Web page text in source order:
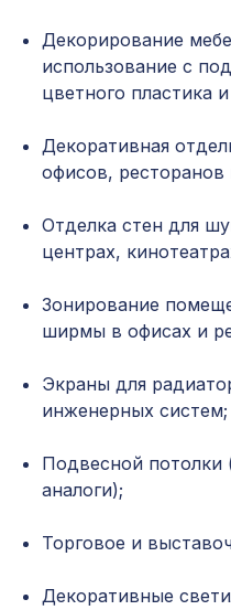
ДЕДАЛО, белый
10-20,
10-20,
увеличения
ПОРТУ, АРИА,
для балки
2070х930мм,
сонома
ДЕДАЛО, венге
Декорирование
использование с
цветного пластика
Декоративная
офисов, ресторанов
Отделка стен для
центрах,
Зонирование
ширмы в офисах и
Экраны для
инженерных систем;
Подвесной потолки
аналоги);
Торговое и
Декоративные